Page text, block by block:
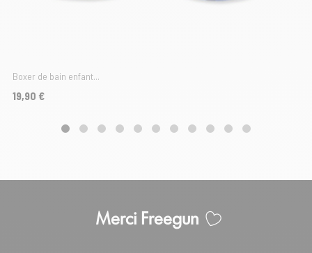
Boxer de bain enfant...
Prix
19,90 €
Merci Freegun